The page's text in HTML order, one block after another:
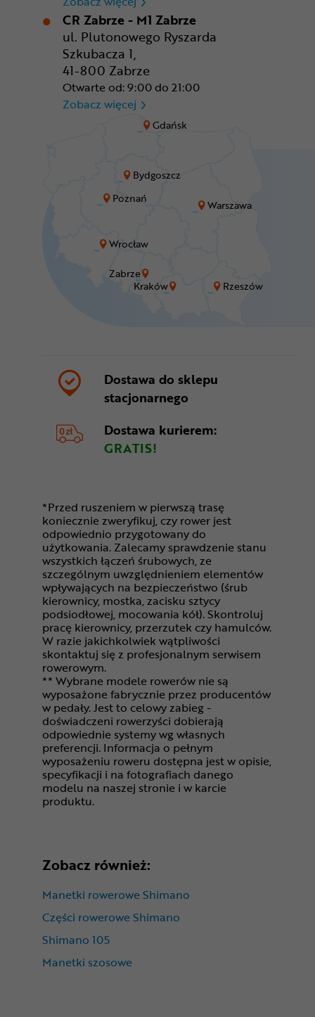
Bydgoszcz
Gdańsk
Kraków
Poznań
Rzeszów
Warszawa
Wrocław
Zabrze
CR Zabrze - M1 Zabrze
ul. Plutonowego Ryszarda
Szkubacza 1,
41-800 Zabrze
Otwarte od: 9:00 do 21:00
Zobacz więcej CR Zabrze - M1 Zabrze
Dostawa do sklepu
stacjonarnego
Dostawa kurierem:
GRATIS!
*Przed ruszeniem w pierwszą trasę
koniecznie zweryfikuj, czy rower jest
odpowiednio przygotowany do
użytkowania. Zalecamy sprawdzenie stanu
wszystkich łączeń śrubowych, ze
szczególnym uwzględnieniem elementów
wpływających na bezpieczeństwo (śrub
kierownicy, mostka, zacisku sztycy
podsiodłowej, mocowania kół). Skontroluj
pracę kierownicy, przerzutek czy hamulców.
W razie jakichkolwiek wątpliwości
skontaktuj się z profesjonalnym serwisem
rowerowym.
** Wybrane modele rowerów nie są
wyposażone fabrycznie przez producentów
w pedały. Jest to celowy zabieg -
doświadczeni rowerzyści dobierają
odpowiednie systemy wg własnych
preferencji. Informacja o pełnym
wyposażeniu roweru dostępna jest w opisie,
specyfikacji i na fotografiach danego
modelu na naszej stronie i w karcie
produktu.
Zobacz również:
Manetki rowerowe Shimano
Części rowerowe Shimano
Shimano 105
Manetki szosowe